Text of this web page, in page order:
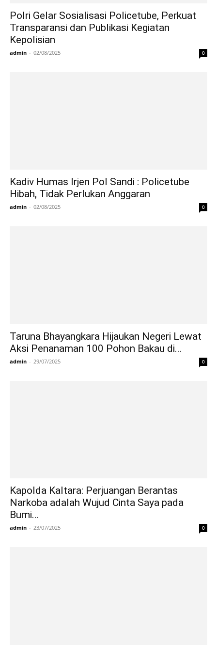
Polri Gelar Sosialisasi Policetube, Perkuat
Transparansi dan Publikasi Kegiatan
Kepolisian
admin - 02/08/2025 0
Kadiv Humas Irjen Pol Sandi : Policetube
Hibah, Tidak Perlukan Anggaran
admin - 02/08/2025 0
Taruna Bhayangkara Hijaukan Negeri Lewat
Aksi Penanaman 100 Pohon Bakau di...
admin - 29/07/2025 0
Kapolda Kaltara: Perjuangan Berantas
Narkoba adalah Wujud Cinta Saya pada
Bumi...
admin - 23/07/2025 0